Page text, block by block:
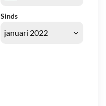
Sinds